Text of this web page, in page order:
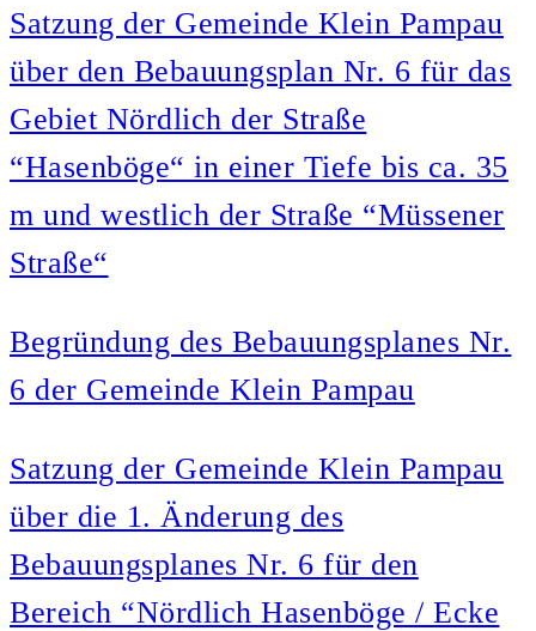
Satzung der Gemeinde Klein Pampau
über den Bebauungsplan Nr. 6 für das
Gebiet Nördlich der Straße
“Hasenböge“ in einer Tiefe bis ca. 35
m und westlich der Straße “Müssener
Straße“
Begründung des Bebauungsplanes Nr.
6 der Gemeinde Klein Pampau
Satzung der Gemeinde Klein Pampau
über die 1. Änderung des
Bebauungsplanes Nr. 6 für den
Bereich “Nördlich Hasenböge / Ecke